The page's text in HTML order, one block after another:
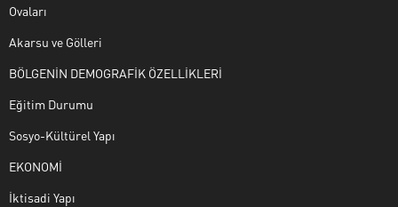
Ovaları
Akarsu ve Gölleri
BÖLGENİN DEMOGRAFİK ÖZELLİKLERİ
Eğitim Durumu
Sosyo-Kültürel Yapı
EKONOMİ
İktisadi Yapı